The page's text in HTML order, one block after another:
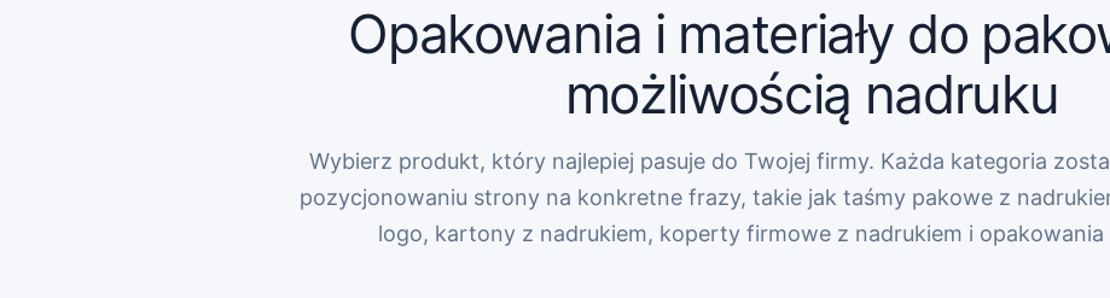
Opakowania i materiały do
możliwością nadruku
Wybierz produkt, który najlepiej pasuje do Twojej firmy. Każda kategoria
pozycjonowaniu strony na konkretne frazy, takie jak taśmy pakowe z
logo, kartony z nadrukiem, koperty firmowe z nadrukiem i opakowania